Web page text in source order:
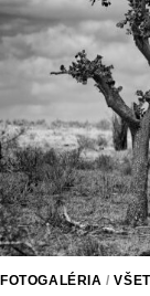
FOTOGALÉRIA /